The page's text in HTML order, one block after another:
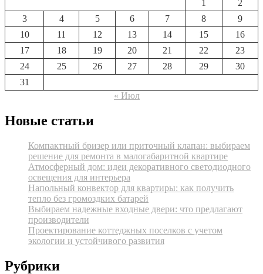
1
2
3
4 5 6 7 8
9
10
11 12 13 14 15
16
17
18 19 20 21 22
23
24
25 26 27 28 29
30
31
« Июл
Новые статьи
Компактный бризер или приточный клапан: выбираем
решение для ремонта в малогабаритной квартире
Атмосферный дом: идеи декоративного светодиодного
освещения для интерьера
Напольный конвектор для квартиры: как получить
тепло без громоздких батарей
Выбираем надежные входные двери: что предлагают
производители
Проектирование коттеджных поселков с учетом
экологии и устойчивого развития
Рубрики